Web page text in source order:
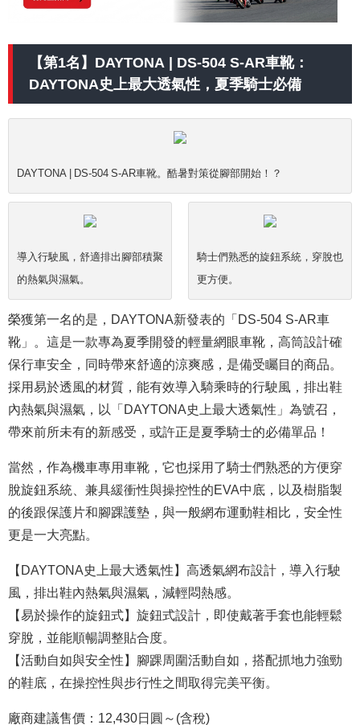
【第1名】DAYTONA | DS-504 S-AR車靴：
DAYTONA史上最大透氣性，夏季騎士必備
DAYTONA | DS-504 S-AR車靴。酷暑對策從腳部開始！？
導入行駛風，舒適排出腳部積聚
的熱氣與濕氣。
騎士們熟悉的旋鈕系統，穿脫也
更方便。
榮獲第一名的是，DAYTONA新發表的「DS-504 S-AR車
靴」。這是一款專為夏季開發的輕量網眼車靴，高筒設計確
保行車安全，同時帶來舒適的涼爽感，是備受矚目的商品。
採用易於透風的材質，能有效導入騎乘時的行駛風，排出鞋
內熱氣與濕氣，以「DAYTONA史上最大透氣性」為號召，
帶來前所未有的新感受，或許正是夏季騎士的必備單品！
當然，作為機車專用車靴，它也採用了騎士們熟悉的方便穿
脫旋鈕系統、兼具緩衝性與操控性的EVA中底，以及樹脂製
的後跟保護片和腳踝護墊，與一般網布運動鞋相比，安全性
更是一大亮點。
【DAYTONA史上最大透氣性】高透氣網布設計，導入行駛
風，排出鞋內熱氣與濕氣，減輕悶熱感。
【易於操作的旋鈕式】旋鈕式設計，即使戴著手套也能輕鬆
穿脫，並能順暢調整貼合度。
【活動自如與安全性】腳踝周圍活動自如，搭配抓地力強勁
的鞋底，在操控性與步行性之間取得完美平衡。
廠商建議售價：12,430日圓～(含稅)